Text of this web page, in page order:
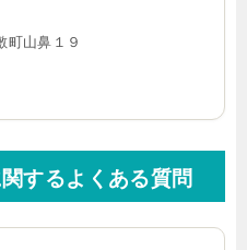
町山鼻１９
するよくある質問